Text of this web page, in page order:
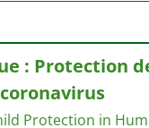
: Protection
Protection in